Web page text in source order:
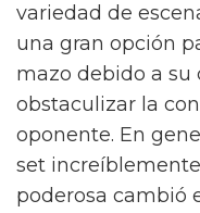
variedad de
una gran opción
mazo debido a su
obstaculizar la
oponente. En
set
poderosa cambió